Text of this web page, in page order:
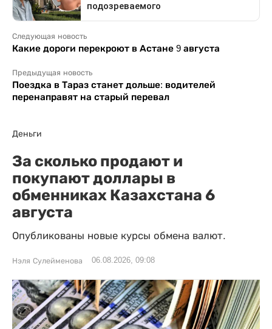
Следующая новость
Какие дороги перекроют в Астане 9 августа
Предыдущая новость
Поездка в Тараз станет дольше: водителей
перенаправят на старый перевал
Деньги
За сколько продают и
покупают доллары в
обменниках Казахстана 6
августа
Опубликованы новые курсы обмена валют.
Нэля Сулейменова 06.08.2026, 09:08